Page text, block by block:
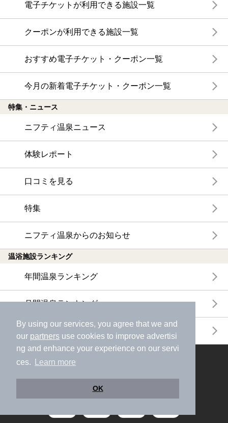
By using our services, you agree that we and
our partners use cookies to improve advertisi
ng and enhance your experience on our servi
ces.
Learn more
OK
電子チケットが利用できる施設一覧
クーポンが利用できる施設一覧
おすすめ電子チケット・クーポン一覧
今月の新着電子チケット・クーポン一覧
特集・ニュース
ニフティ温泉ニュース
体験レポート
口コミを見る
特集
ニフティ温泉からのお知らせ
温浴施設ランキング
年間温泉ランキング
月間温泉ランキング
サウナランキング
ニフティ温泉公式アカウントをフォローして